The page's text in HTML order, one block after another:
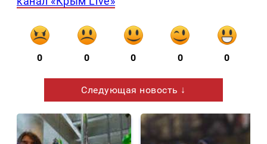
0 0 0 0 0
Следующая новость ↓